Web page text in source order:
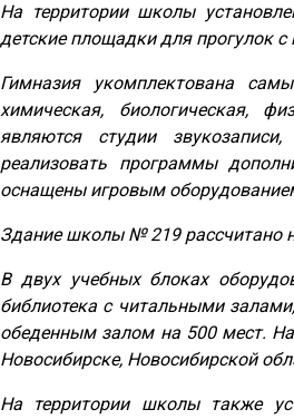
На территории школы
детские площадки для прогулок
Гимназия укомплектована
химическая, биологическая,
являются студии
реализовать программы
оснащены игровым
Здание школы № 219 рассчитано
В двух учебных блоках
библиотека с читальными
обеденным залом на 500 мест.
Новосибирске, Новосибирской
На территории школы также